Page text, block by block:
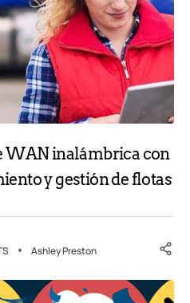
WAN inalámbrica con
y gestión de flotas
Ashley Preston